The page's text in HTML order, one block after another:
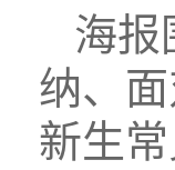
海报
纳、
新生